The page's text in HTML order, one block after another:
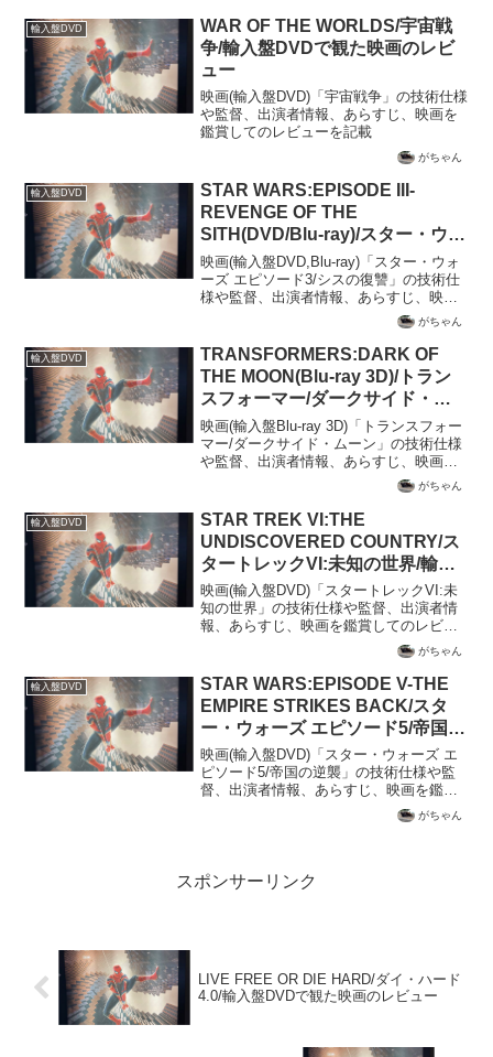
輸入盤DVD
WAR OF THE WORLDS/宇宙戦
争/輸入盤DVDで観た映画のレビ
ュー
映画(輸入盤DVD)「宇宙戦争」の技術仕様
や監督、出演者情報、あらすじ、映画を
鑑賞してのレビューを記載
がちゃん
輸入盤DVD
STAR WARS:EPISODE III-
REVENGE OF THE
SITH(DVD/Blu-ray)/スター・ウォ
ーズ エピソード3/シスの復讐/輸
入盤DVDで観た映画のレビュー
映画(輸入盤DVD,Blu-ray)「スター・ウォ
ーズ エピソード3/シスの復讐」の技術仕
様や監督、出演者情報、あらすじ、映画
がちゃん
輸入盤DVD
TRANSFORMERS:DARK OF
THE MOON(Blu-ray 3D)/トラン
スフォーマー/ダークサイド・ム
ーン/輸入盤DVDで観た映画のレ
ビュー
映画(輸入盤Blu-ray 3D)「トランスフォー
マー/ダークサイド・ムーン」の技術仕様
や監督、出演者情報、あらすじ、映画を
がちゃん
輸入盤DVD
STAR TREK VI:THE
UNDISCOVERED COUNTRY/ス
タートレックVI:未知の世界/輸入
盤DVDで観た映画のレビュー
映画(輸入盤DVD)「スタートレックVI:未
知の世界」の技術仕様や監督、出演者情
報、あらすじ、映画を鑑賞してのレビュ
がちゃん
輸入盤DVD
STAR WARS:EPISODE V-THE
EMPIRE STRIKES BACK/スタ
ー・ウォーズ エピソード5/帝国の
逆襲/輸入盤DVDで観た映画のレ
ビュー
映画(輸入盤DVD)「スター・ウォーズ エ
ピソード5/帝国の逆襲」の技術仕様や監
督、出演者情報、あらすじ、映画を鑑賞
がちゃん
スポンサーリンク
LIVE FREE OR DIE HARD/ダイ・ハード
4.0/輸入盤DVDで観た映画のレビュー